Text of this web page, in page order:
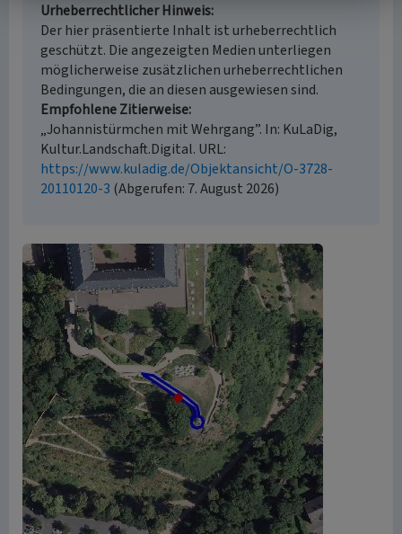
Urheberrechtlicher Hinweis
Der hier präsentierte Inhalt ist urheberrechtlich
geschützt. Die angezeigten Medien unterliegen
möglicherweise zusätzlichen urheberrechtlichen
Bedingungen, die an diesen ausgewiesen sind.
Empfohlene Zitierweise
„Johannistürmchen mit Wehrgang”. In: KuLaDig,
Kultur.Landschaft.Digital. URL:
https://www.kuladig.de/Objektansicht/O-3728-
20110120-3 (Abgerufen: 7. August 2026)